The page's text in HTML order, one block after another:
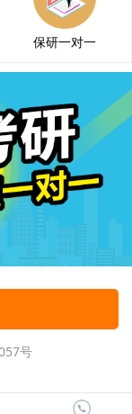
保研一对一
号